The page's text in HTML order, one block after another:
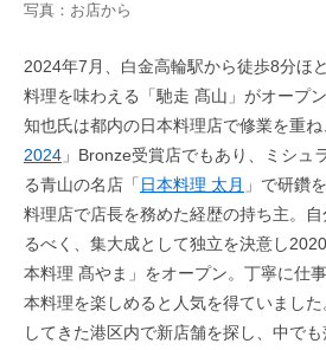
写真：お店から
2024年7月、白金高輪駅から徒歩8分ほ
料理を味わえる「馳走 髙山」がオープ
知也氏は都内の日本料理店で修業を重ね
2024 」Bronze受賞店でもあり、ミシュ
る青山の名店「 日本料理 太月 」で研鑽
料理店で店長を務めた経歴の持ち主。
るべく、集大成として独立を決意し
本料理 髙やま」をオープン。丁寧に仕
本料理を楽しめると人気を得ていまし
してきた港区内で新店舗を探し、中で